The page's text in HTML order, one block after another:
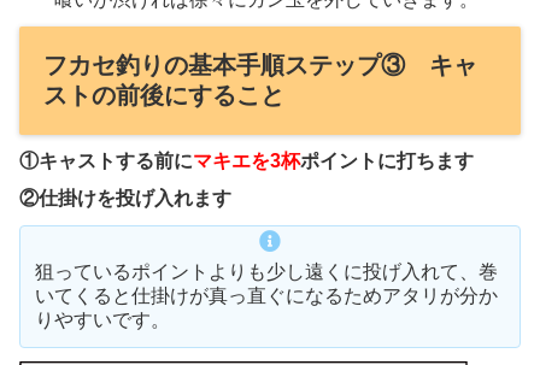
フカセ釣りの基本手順ステップ③ キャ
ストの前後にすること
①キャストする前にマキエを3杯ポイントに打ちます
②仕掛けを投げ入れます
狙っているポイントよりも少し遠くに投げ入れて、巻
いてくると仕掛けが真っ直ぐになるためアタリが分か
りやすいです。